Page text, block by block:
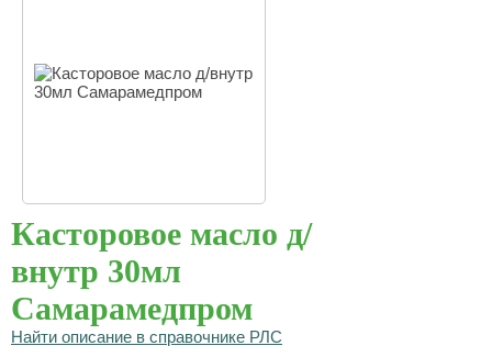
Касторовое масло д/
внутр 30мл
Самарамедпром
Найти описание в справочнике РЛС